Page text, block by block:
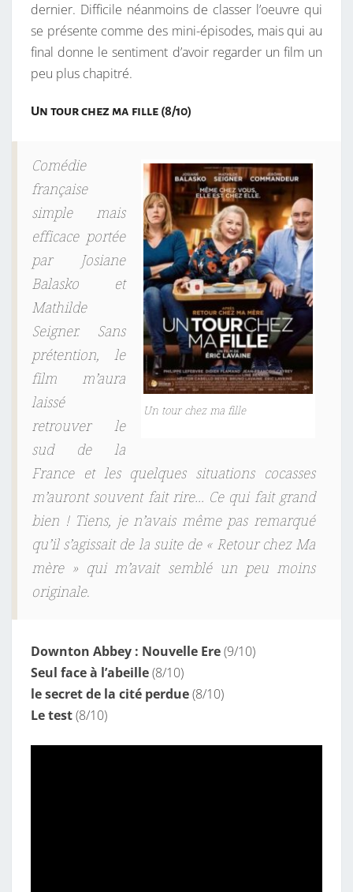
dernier. Difficile néanmoins de classer l’oeuvre qui
se présente comme des mini-épisodes, mais qui au
final donne le sentiment d’avoir regarder un film un
peu plus chapitré.
Un tour chez ma fille (8/10)
Un tour chez ma fille
Comédie
française
simple mais
efficace portée
par Josiane
Balasko et
Mathilde
Seigner. Sans
prétention, le
film m’aura
laissé
retrouver le
sud de la
France et les quelques situations cocasses
m’auront souvent fait rire… Ce qui fait grand
bien ! Tiens, je n’avais même pas remarqué
qu’il s’agissait de la suite de « Retour chez Ma
mère » qui m’avait semblé un peu moins
originale.
Downton Abbey : Nouvelle Ere(9/10)
Seul face à l’abeille(8/10)
le secret de la cité perdue(8/10)
Le test(8/10)